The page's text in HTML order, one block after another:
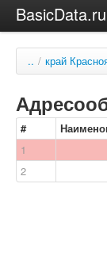
BasicData.ru
.. / край
#
1
2